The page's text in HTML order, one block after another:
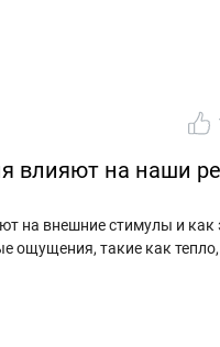
влияют на наши
на внешние стимулы и как
такие как тепло,